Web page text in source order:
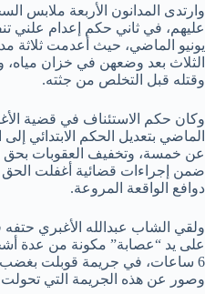
وارتدى المدانون الأربعة ملابس
عليهم، في ثاني حكم إعدام علني
يونيو الماضي، حيث أعدمت ثلاثة
الثلاث بعد وضعهن في خزان
وقتله قبل التخلص من جثته.
وكان حكم الاستئناف في قضية
الماضي بتعديل الحكم الابتدائي
عن خمسة، وتخفيف العقوبات بحق
ضمن إجراءات قضائية أغفلت الحق
دوافع الواقعة المروعة.
على يد “عصابة” مكونة من عدة
6 ساعات، في جريمة قوبلت
وصور عن هذه الجريمة التي